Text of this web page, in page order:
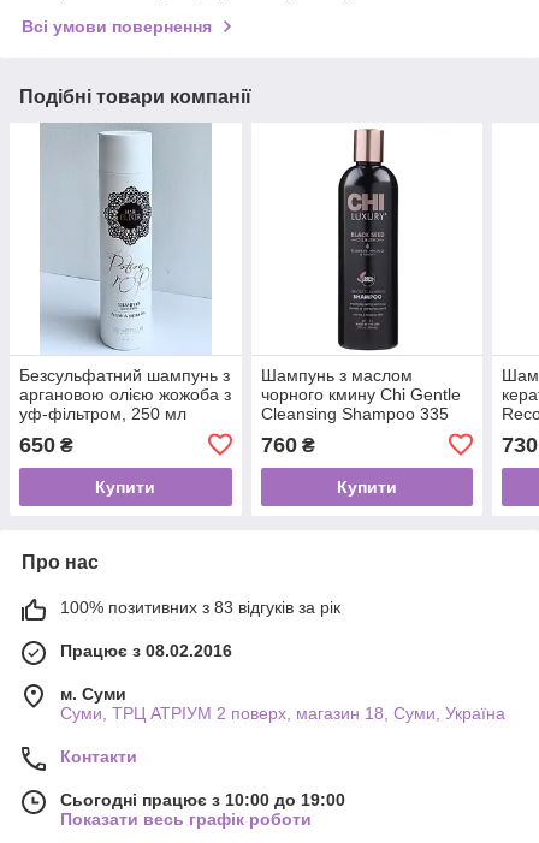
Всі умови повернення
Подібні товари компанії
Безсульфатний шампунь з
аргановою олією жожоба з
уф-фільтром, 250 мл
650 ₴
Купити
Шампунь з маслом
чорного кмину Chi Gentle
Cleansing Shampoo 335
760₴
Купити
730
Про нас
100% позитивних з 83 відгуків за рік
Працює з 08.02.2016
м. Суми
Суми, ТРЦ АТРІУМ 2 поверх, магазин 18, Суми, Україна
Контакти
Сьогодні працює з 10:00 до 19:00
Показати весь графік роботи